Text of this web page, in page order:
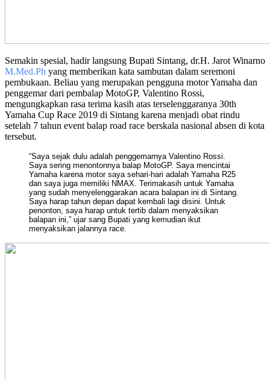
Semakin spesial, hadir langsung Bupati Sintang, dr.H. Jarot Winarno
M.Med.Ph yang memberikan kata sambutan dalam seremoni
pembukaan. Beliau yang merupakan pengguna motor Yamaha dan
penggemar dari pembalap MotoGP, Valentino Rossi,
mengungkapkan rasa terima kasih atas terselenggaranya 30th
Yamaha Cup Race 2019 di Sintang karena menjadi obat rindu
setelah 7 tahun event balap road race berskala nasional absen di kota
tersebut.
“Saya sejak dulu adalah penggemarnya Valentino Rossi.
Saya sering menontonnya balap MotoGP. Saya mencintai
Yamaha karena motor saya sehari-hari adalah Yamaha R25
dan saya juga memiliki NMAX. Terimakasih untuk Yamaha
yang sudah menyelenggarakan acara balapan ini di Sintang.
Saya harap tahun depan dapat kembali lagi disini. Untuk
penonton, saya harap untuk tertib dalam menyaksikan
balapan ini,” ujar sang Bupati yang kemudian ikut
menyaksikan jalannya race.